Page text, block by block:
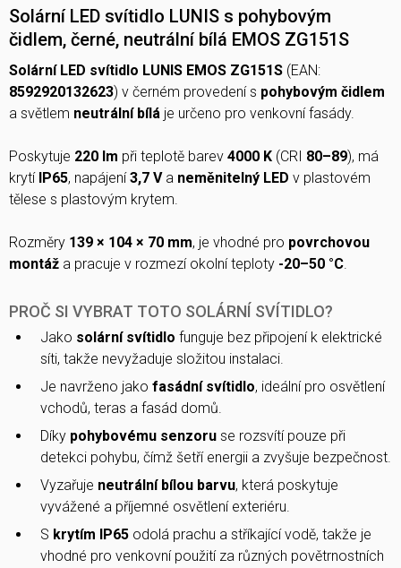
Solární LED svítidlo LUNIS s pohybovým
čidlem, černé, neutrální bílá EMOS ZG151S
Solární LED svítidlo LUNIS EMOS ZG151S (EAN:
8592920132623) v černém provedení s pohybovým čidlem
a světlem neutrální bílá je určeno pro venkovní fasády.
Poskytuje 220 lm při teplotě barev 4000 K (CRI 80–89), má
krytí IP65, napájení3,7 Va neměnitelný LED v plastovém
tělese s plastovým krytem.
Rozměry 139 × 104 × 70 mm, je vhodné pro povrchovou
montáž a pracuje v rozmezí okolní teploty -20–50 °C.
PROČ SI VYBRAT TOTO SOLÁRNÍ SVÍTIDLO?
Jako solární svítidlo funguje bez připojení k elektrické
síti, takže nevyžaduje složitou instalaci.
Je navrženo jako fasádní svítidlo, ideální pro osvětlení
vchodů, teras a fasád domů.
Díky pohybovému senzoru se rozsvítí pouze při
detekci pohybu, čímž šetří energii a zvyšuje bezpečnost.
Vyzařuje neutrální bílou barvu, která poskytuje
vyvážené a příjemné osvětlení exteriéru.
S krytím IP65 odolá prachu a stříkající vodě, takže je
vhodné pro venkovní použití za různých povětrnostních